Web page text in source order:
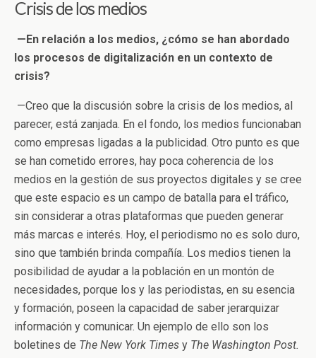
Crisis de los medios
—En relación a los medios, ¿cómo se han abordado
los procesos de digitalización en un contexto de
crisis?
—Creo que la discusión sobre la crisis de los medios, al
parecer, está zanjada. En el fondo, los medios funcionaban
como empresas ligadas a la publicidad. Otro punto es que
se han cometido errores, hay poca coherencia de los
medios en la gestión de sus proyectos digitales y se cree
que este espacio es un campo de batalla para el tráfico,
sin considerar a otras plataformas que pueden generar
más marcas e interés. Hoy, el periodismo no es solo duro,
sino que también brinda compañía. Los medios tienen la
posibilidad de ayudar a la población en un montón de
necesidades, porque los y las periodistas, en su esencia
y formación, poseen la capacidad de saber jerarquizar
información y comunicar. Un ejemplo de ello son los
boletines de The New York Times y The Washington Post.